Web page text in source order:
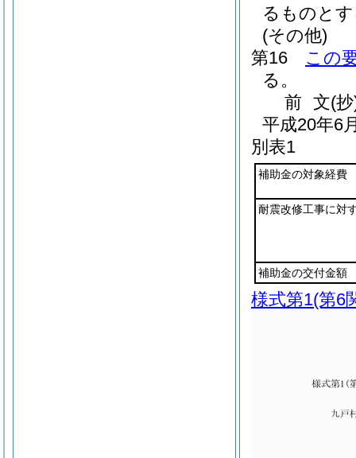
るものと
(その他)
第16 この
る。
前文(
平成20年6
別表1
補助金の対象経費
耐震改修工事に対
補助金の交付金額
様式第1(第6